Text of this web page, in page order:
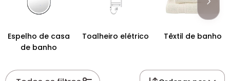
Espelho de casa
de banho
Toalheiro elétrico Têxtil de banho